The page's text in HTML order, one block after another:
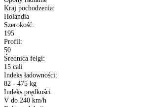
Producent:
Vredestein
Typ:
Opony osobowe
Bieżnik opony
Quatrac
Sezon:
Opony Całoroczne
Rozmiar:
195/50 R15
Etykieta EU: